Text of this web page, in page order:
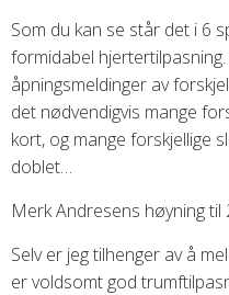
Som du kan se står det i 6
formidabel
åpningsmeldinger av
det nødvendigvis mange
kort, og mange forskjellige
doblet…
Merk Andresens høyning til
Selv er jeg tilhenger av å
er voldsomt god